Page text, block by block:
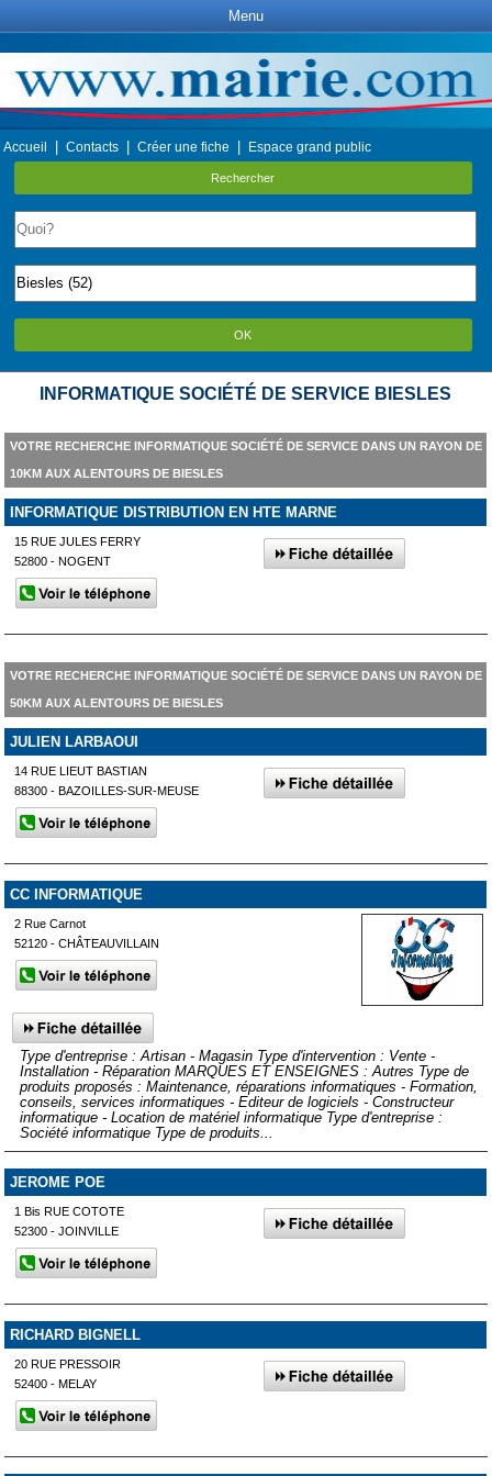
Menu
Accueil Contacts Créer une fiche Espace grand public
Rechercher
OK
INFORMATIQUE SOCIÉTÉ DE SERVICE BIESLES
VOTRE RECHERCHE INFORMATIQUE SOCIÉTÉ DE SERVICE DANS UN RAYON DE
10KM AUX ALENTOURS DE BIESLES
INFORMATIQUE DISTRIBUTION EN HTE MARNE
15 RUE JULES FERRY
52800 - NOGENT
VOTRE RECHERCHE INFORMATIQUE SOCIÉTÉ DE SERVICE DANS UN RAYON DE
50KM AUX ALENTOURS DE BIESLES
JULIEN LARBAOUI
14 RUE LIEUT BASTIAN
88300 - BAZOILLES-SUR-MEUSE
CC INFORMATIQUE
2 Rue Carnot
52120 - CHÂTEAUVILLAIN
Type d'entreprise : Artisan - Magasin Type d'intervention : Vente -
Installation - Réparation MARQUES ET ENSEIGNES : Autres Type de
produits proposés : Maintenance, réparations informatiques - Formation,
conseils, services informatiques - Editeur de logiciels - Constructeur
informatique - Location de matériel informatique Type d'entreprise :
Société informatique Type de produits...
JEROME POE
1 Bis RUE COTOTE
52300 - JOINVILLE
RICHARD BIGNELL
20 RUE PRESSOIR
52400 - MELAY